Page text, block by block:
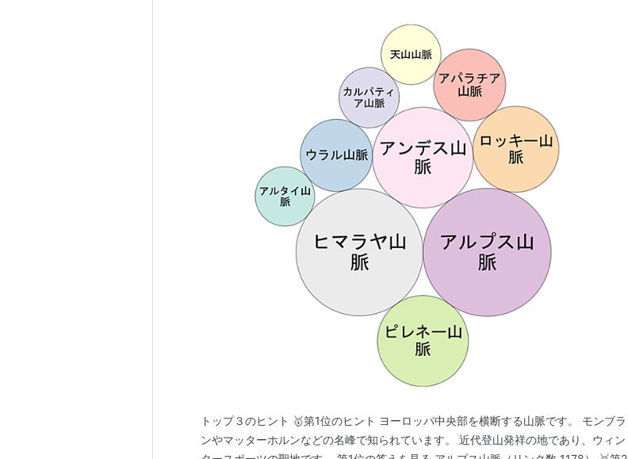
トップ３のヒント 🥇第1位のヒント ヨーロッパ中央部を横断する山脈です。 モンブラ
ンやマッターホルンなどの名峰で知られています。 近代登山発祥の地であり、ウィン